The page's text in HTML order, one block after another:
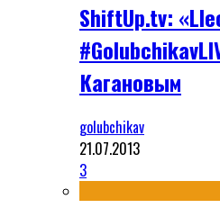
ShiftUp.tv:
Кагановым
golubchikav
21.07.2013
3